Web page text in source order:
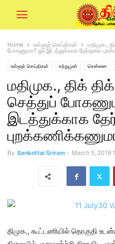
Home உள்ளூர் செய்திகள்
மதிமுக.,
போகணுமா? ஓர் இடத்துக்காக தேர்தலை
உள்ளூர் செய்திகள் சற்றுமுன் சென்னை
மதிமுக., திக்
செத்துப்
இடத்துக்காக
By Senkottai Sriram - March 5, 2019
திமுக., கூட்டணியில் தொகுதி